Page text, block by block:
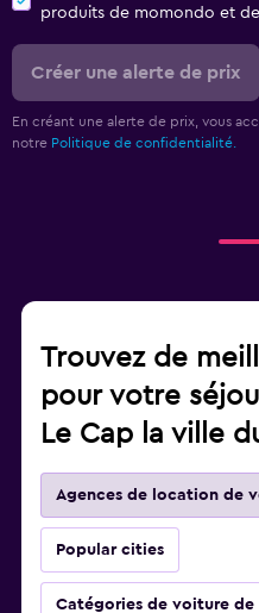
produits de momondo et
Créer une alerte de prix
En créant une alerte de prix, vous
notre Politique de confidentialité.
Trouvez de
pour votre
Le Cap la ville
Agences de location de
Popular cities
Catégories de voiture